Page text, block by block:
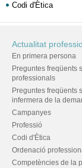
Codi d'Ètica
Actualitat
En primera persona
Preguntes freqüents
professionals
Preguntes freqüents
infermera de la
Campanyes
Professió
Codi d'Ètica
Ordenació
Competències de la